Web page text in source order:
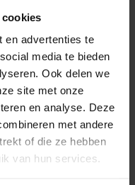
en advertenties te
media te bieden
Ook delen we
site met onze
en analyse. Deze
met andere
of die ze hebben
van hun services.
te plaatsen
in A5-
worden